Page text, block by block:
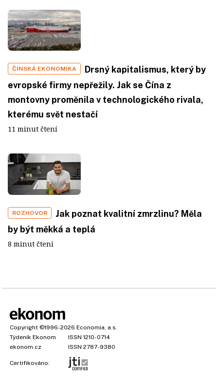
ČÍNSKÁ EKONOMIKA
Drsný kapitalismus, který by
evropské firmy nepřežily. Jak se Čína z
montovny proměnila v technologického rivala,
kterému svět nestačí
11 minut čtení
ROZHOVOR
Jak poznat kvalitní zmrzlinu? Měla
by být měkká a teplá
8 minut čtení
Copyright ©1996-2026 Economia, a.s.
Týdeník Ekonom
ISSN 1210-0714
ekonom.cz
ISSN 2787-9380
Certifikováno: